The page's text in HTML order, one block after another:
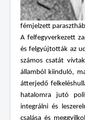
fémjelzett
A felfegyverkezett
és felgyújtották az
számos csatát
államból kiinduló,
átterjedő
hatalomra jutó
integrálni és
csalása és